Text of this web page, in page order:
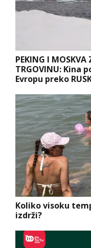
PEKING I MOSKVA
TRGOVINU: Kina
Evropu preko
Koliko visoku
izdrži?